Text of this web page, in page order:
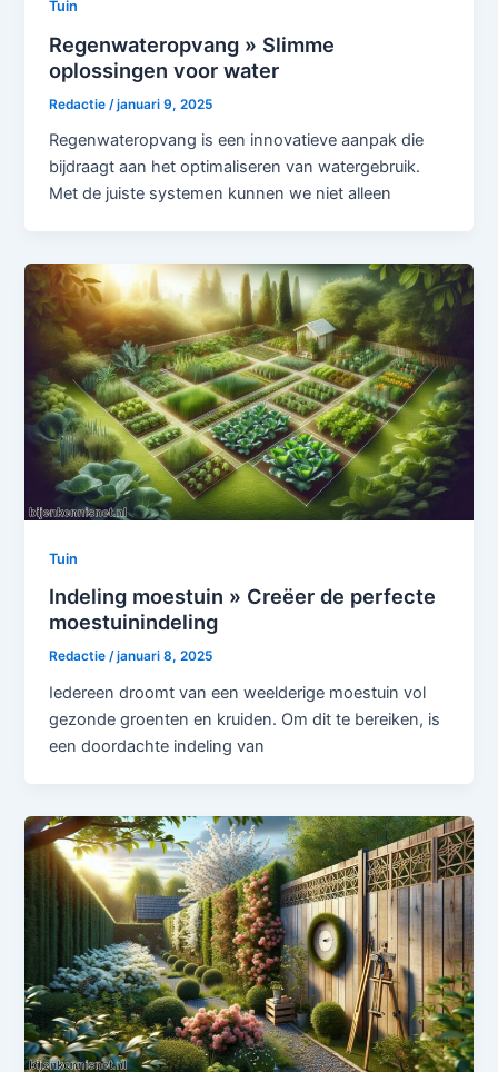
Tuin
Regenwateropvang » Slimme
oplossingen voor water
Redactie /januari 9, 2025
Regenwateropvang is een innovatieve aanpak die
bijdraagt aan het optimaliseren van watergebruik.
Met de juiste systemen kunnen we niet alleen
Tuin
Indeling moestuin » Creëer de perfecte
moestuinindeling
Redactie/januari 8, 2025
Iedereen droomt van een weelderige moestuin vol
gezonde groenten en kruiden. Om dit te bereiken, is
een doordachte indeling van